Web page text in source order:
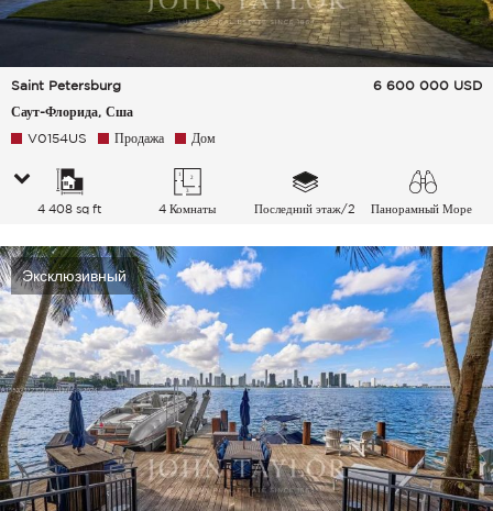
Saint Petersburg
Саут-Флорида, Сша
6 600 000 USD
V0154US Продажа Дом
4 408 sq ft 4 Комнаты Последний этаж/2 Панорамный Море
Эксклюзивный